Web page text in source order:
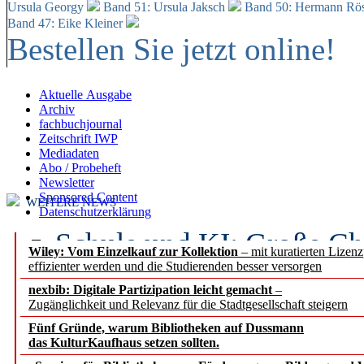
Ursula Georgy Band 51: Ursula Jaksch Band 50: Hermann
Band 47: Eike Kleiner
Bestellen Sie jetzt online!
Aktuelle Ausgabe
Archiv
fachbuchjournal
Zeitschrift IWP
Mediadaten
Abo / Probeheft
Newsletter
Sponsored Content
Datenschutzerklärung
Wiley: Vom Einzelkauf zur Kollektion – mit kuratierten
effizienter werden und die Studierenden besser versorgen
nexbib: Digitale Partizipation leicht gemacht –
Zugänglichkeit und Relevanz für die Stadtgesellschaft steigern
Fünf Gründe, warum Bibliotheken auf Dussmann
das KulturKaufhaus setzen sollten.
WEITERE NEWS
Schule und KI: Große
Voraussetzungen
Erfolgreiches erstes
Segment Research –